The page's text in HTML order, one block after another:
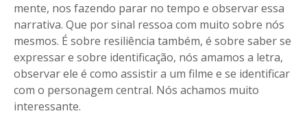
mente, nos fazendo parar no tempo e observar essa
narrativa. Que por sinal ressoa com muito sobre nós
mesmos. É sobre resiliência também, é sobre saber se
expressar e sobre identificação, nós amamos a letra,
observar ele é como assistir a um filme e se identificar
com o personagem central. Nós achamos muito
interessante.